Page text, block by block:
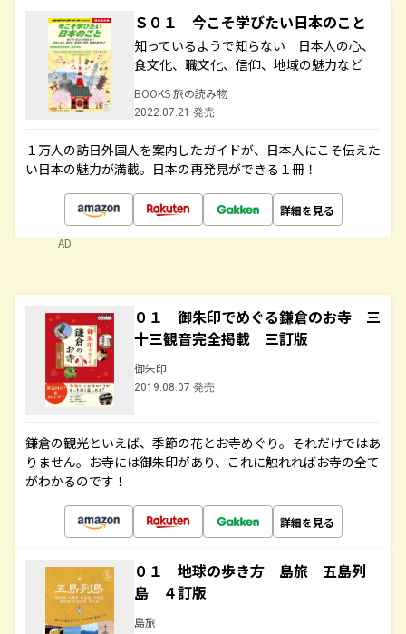
Ｓ０１ 今こそ学びたい日本のこと
知っているようで知らない 日本人の心、
食文化、職文化、信仰、地域の魅力など
BOOKS 旅の読み物
2022.07.21 発売
１万人の訪日外国人を案内したガイドが、日本人にこそ伝えた
い日本の魅力が満載。日本の再発見ができる１冊！
詳細を見る
AD
０１ 御朱印でめぐる鎌倉のお寺 三
十三観音完全掲載 三訂版
御朱印
2019.08.07 発売
鎌倉の観光といえば、季節の花とお寺めぐり。それだけではあ
りません。お寺には御朱印があり、これに触れればお寺の全て
がわかるのです！
詳細を見る
０１ 地球の歩き方 島旅 五島列
島 ４訂版
島旅